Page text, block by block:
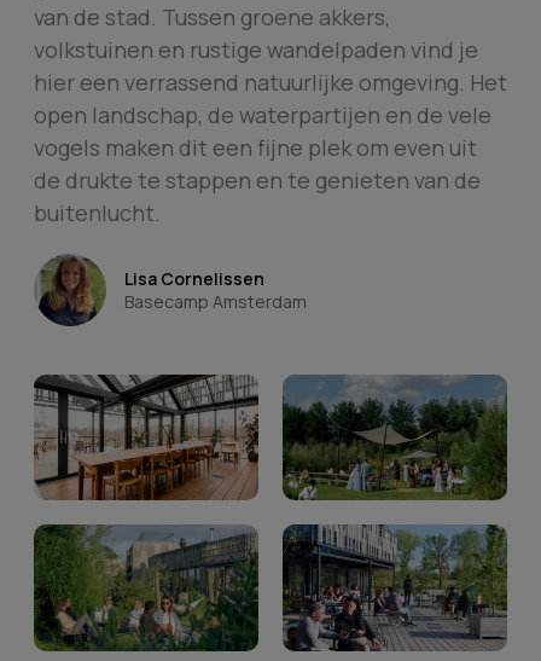
van de stad. Tussen groene akkers,
volkstuinen en rustige wandelpaden vind je
hier een verrassend natuurlijke omgeving. Het
open landschap, de waterpartijen en de vele
vogels maken dit een fijne plek om even uit
de drukte te stappen en te genieten van de
buitenlucht.
Lisa Cornelissen
Basecamp Amsterdam